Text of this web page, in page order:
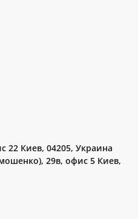
22 Киев, 04205, Украина
29в, офис 5 Киев,